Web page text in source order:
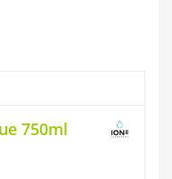
750ml